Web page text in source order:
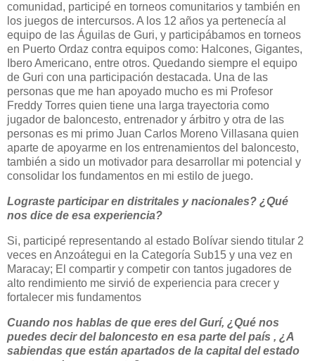
comunidad, participé en torneos comunitarios y también en
los juegos de intercursos. A los 12 años ya pertenecía al
equipo de las Águilas de Guri, y participábamos en torneos
en Puerto Ordaz contra equipos como: Halcones, Gigantes,
Ibero Americano, entre otros. Quedando siempre el equipo
de Guri con una participación destacada. Una de las
personas que me han apoyado mucho es mi Profesor
Freddy Torres quien tiene una larga trayectoria como
jugador de baloncesto, entrenador y árbitro y otra de las
personas es mi primo Juan Carlos Moreno Villasana quien
aparte de apoyarme en los entrenamientos del baloncesto,
también a sido un motivador para desarrollar mi potencial y
consolidar los fundamentos en mi estilo de juego.
Lograste participar en distritales y nacionales? ¿Qué
nos dice de esa experiencia?
Si, participé representando al estado Bolívar siendo titular 2
veces en Anzoátegui en la Categoría Sub15 y una vez en
Maracay; El compartir y competir con tantos jugadores de
alto rendimiento me sirvió de experiencia para crecer y
fortalecer mis fundamentos
Cuando nos hablas de que eres del Gurí, ¿Qué nos
puedes decir del baloncesto en esa parte del país , ¿A
sabiendas que están apartados de la capital del estado